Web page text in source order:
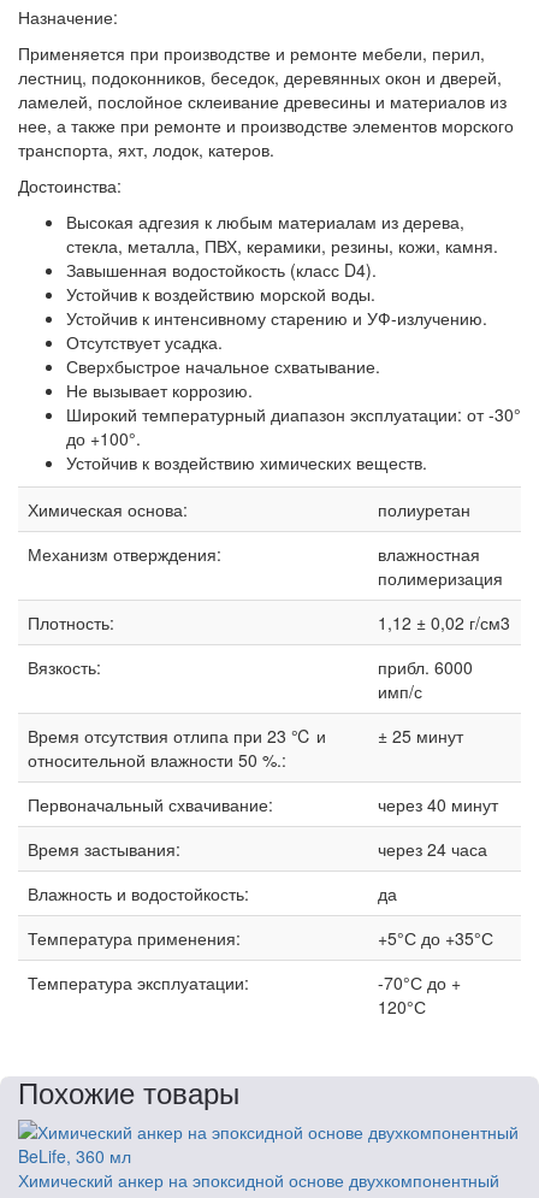
Назначение:
Применяется при производстве и ремонте мебели, перил,
лестниц, подоконников, беседок, деревянных окон и дверей,
ламелей, послойное склеивание древесины и материалов из
нее, а также при ремонте и производстве элементов морского
транспорта, яхт, лодок, катеров.
Достоинства:
Высокая адгезия к любым материалам из дерева,
стекла, металла, ПВХ, керамики, резины, кожи, камня.
Завышенная водостойкость (класс D4).
Устойчив к воздействию морской воды.
Устойчив к интенсивному старению и УФ-излучению.
Отсутствует усадка.
Сверхбыстрое начальное схватывание.
Не вызывает коррозию.
Широкий температурный диапазон эксплуатации: от -30°
до +100°.
Устойчив к воздействию химических веществ.
Химическая основа:
полиуретан
Механизм отверждения:
влажностная
полимеризация
Плотность:
1,12 ± 0,02 г/см3
Вязкость:
прибл. 6000
имп/с
Время отсутствия отлипа при 23 ℃ и
относительной влажности 50 %.:
± 25 минут
Первоначальный схвачивание:
через 40 минут
Время застывания:
через 24 часа
Влажность и водостойкость:
да
Температура применения:
+5°С до +35°С
Температура эксплуатации:
-70°С до +
120°С
Похожие товары
Химический анкер на эпоксидной основе двухкомпонентный